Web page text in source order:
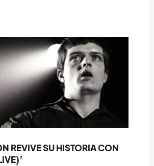
REVIVE SU HISTORIA CON